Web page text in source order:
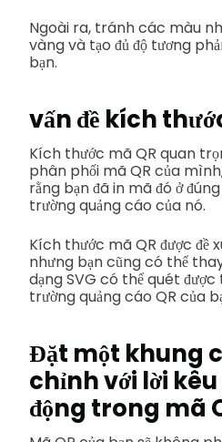
Ngoài ra, tránh các màu
vàng và tạo đủ độ tương
bạn.
vấn đề kích
Kích thước mã QR quan
phân phối mã QR của
rằng bạn đã in mã đó ở
trường quảng cáo của nó.
Kích thước mã QR được đề
nhưng bạn cũng có thể
dạng SVG có thể quét
trường quảng cáo QR của
Đặt một khung
chỉnh với lời
động trong mã